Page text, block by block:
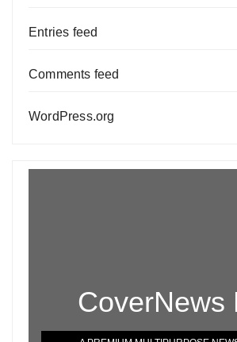
Entries feed
Comments feed
WordPress.org
CoverNews